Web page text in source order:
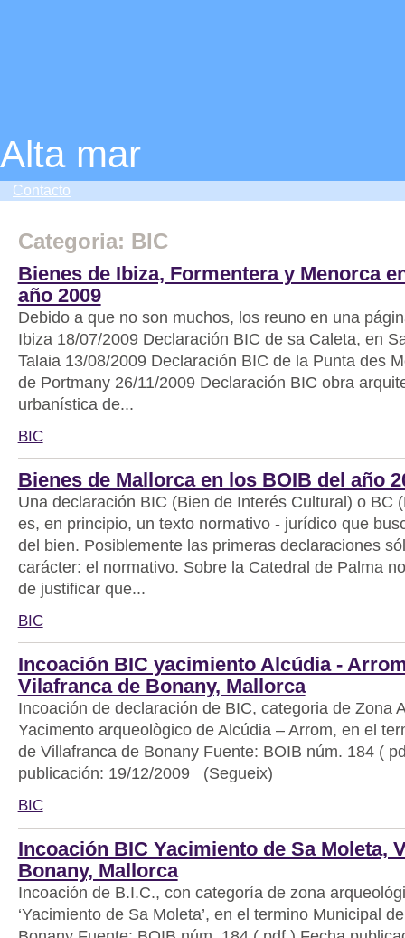
Alta mar
Contacto
Categoria: BIC
Bienes de Ibiza, Formentera y Menorca
año 2009
Debido a que no son muchos, los reuno en una
Ibiza 18/07/2009 Declaración BIC de sa Caleta, en
Talaia 13/08/2009 Declaración BIC de la Punta des
de Portmany 26/11/2009 Declaración BIC obra
urbanística de...
BIC
Bienes de Mallorca en los BOIB del año
Una declaración BIC (Bien de Interés Cultural) o BC
es, en principio, un texto normativo - jurídico que
del bien. Posiblemente las primeras declaraciones
carácter: el normativo. Sobre la Catedral de Palma
de justificar que...
BIC
Incoación BIC yacimiento Alcúdia -
Vilafranca de Bonany, Mallorca
Incoación de declaración de BIC, categoria de Zona
Yacimento arqueològico de Alcúdia – Arrom, en el
de Villafranca de Bonany Fuente: BOIB núm. 184 (
publicación: 19/12/2009 (Segueix)
BIC
Incoación BIC Yacimiento de Sa Moleta,
Bonany, Mallorca
Incoación de B.I.C., con categoría de zona
‘Yacimiento de Sa Moleta’, en el termino Municipal